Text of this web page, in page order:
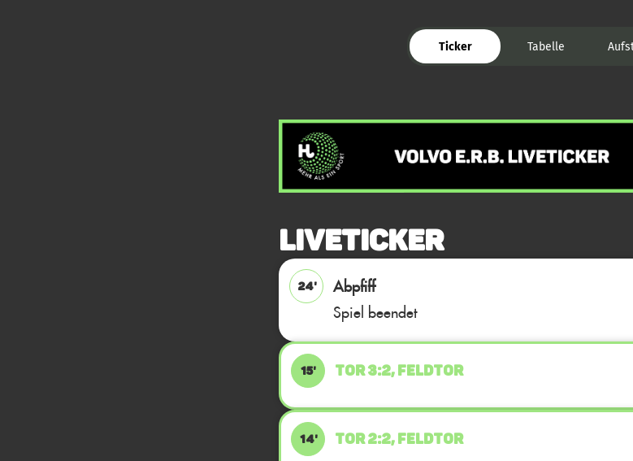
Ticker Tabelle
Liveticker
24'
Abpfiff
Spiel beendet
15' TOR 3:2, FELDTOR
14' TOR 2:2, FELDTOR